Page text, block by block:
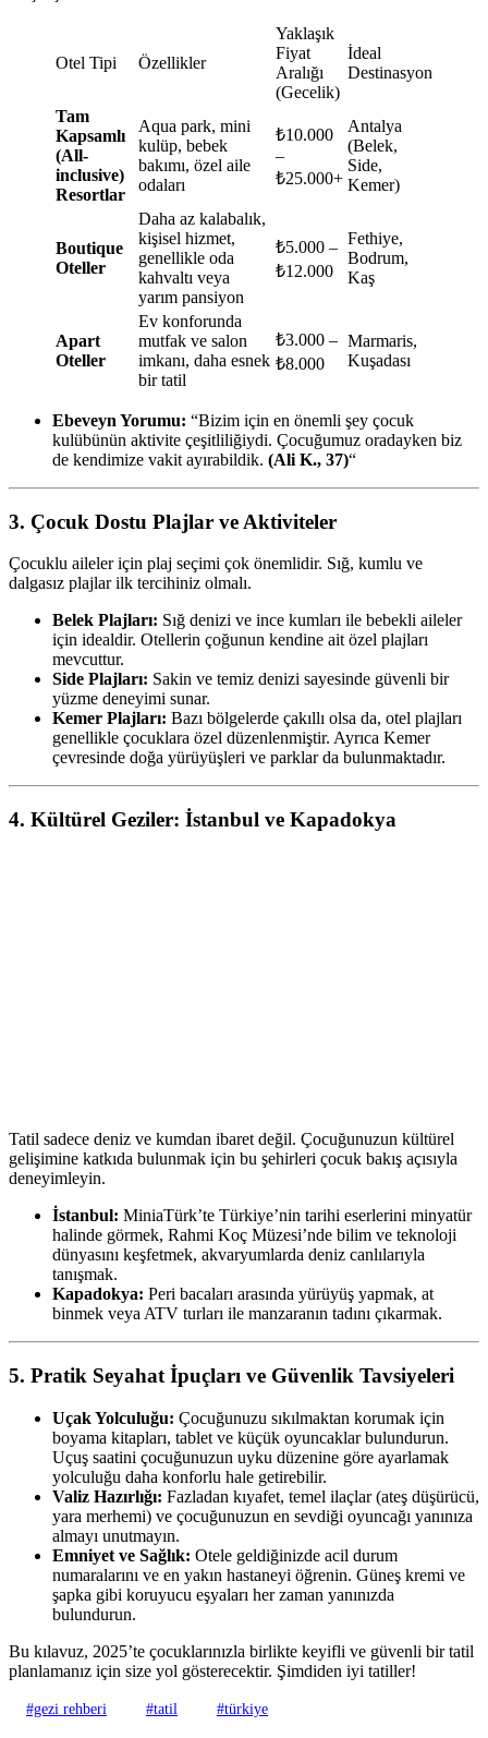
Otel Tipi Özellikler
Yaklaşık
Fiyat
Aralığı
(Gecelik)
İdeal
Destinasyon
Tam
Kapsamlı
(All-
inclusive)
Resortlar
Aqua park, mini
kulüp, bebek
bakımı, özel aile
odaları
₺10.000
–
₺25.000+
Antalya
(Belek,
Side,
Kemer)
Boutique
Oteller
Daha az kalabalık,
kişisel hizmet,
genellikle oda
kahvaltı veya
yarım pansiyon
₺5.000 –
₺12.000
Fethiye,
Bodrum,
Kaş
Apart
Oteller
Ev konforunda
mutfak ve salon
imkanı, daha esnek
bir tatil
₺3.000 –
₺8.000
Marmaris,
Kuşadası
Ebeveyn Yorumu: “Bizim için en önemli şey çocuk
kulübünün aktivite çeşitliliğiydi. Çocuğumuz oradayken biz
de kendimize vakit ayırabildik. (Ali K., 37)“
3. Çocuk Dostu Plajlar ve Aktiviteler
Çocuklu aileler için plaj seçimi çok önemlidir. Sığ, kumlu ve
dalgasız plajlar ilk tercihiniz olmalı.
Belek Plajları: Sığ denizi ve ince kumları ile bebekli aileler
için idealdir. Otellerin çoğunun kendine ait özel plajları
mevcuttur.
Side Plajları: Sakin ve temiz denizi sayesinde güvenli bir
yüzme deneyimi sunar.
Kemer Plajları: Bazı bölgelerde çakıllı olsa da, otel plajları
genellikle çocuklara özel düzenlenmiştir. Ayrıca Kemer
çevresinde doğa yürüyüşleri ve parklar da bulunmaktadır.
4. Kültürel Geziler: İstanbul ve Kapadokya
Tatil sadece deniz ve kumdan ibaret değil. Çocuğunuzun kültürel
gelişimine katkıda bulunmak için bu şehirleri çocuk bakış açısıyla
deneyimleyin.
İstanbul: MiniaTürk’te Türkiye’nin tarihi eserlerini minyatür
halinde görmek, Rahmi Koç Müzesi’nde bilim ve teknoloji
dünyasını keşfetmek, akvaryumlarda deniz canlılarıyla
tanışmak.
Kapadokya: Peri bacaları arasında yürüyüş yapmak, at
binmek veya ATV turları ile manzaranın tadını çıkarmak.
5. Pratik Seyahat İpuçları ve Güvenlik Tavsiyeleri
Uçak Yolculuğu: Çocuğunuzu sıkılmaktan korumak için
boyama kitapları, tablet ve küçük oyuncaklar bulundurun.
Uçuş saatini çocuğunuzun uyku düzenine göre ayarlamak
yolculuğu daha konforlu hale getirebilir.
Valiz Hazırlığı: Fazladan kıyafet, temel ilaçlar (ateş düşürücü,
yara merhemi) ve çocuğunuzun en sevdiği oyuncağı yanınıza
almayı unutmayın.
Emniyet ve Sağlık: Otele geldiğinizde acil durum
numaralarını ve en yakın hastaneyi öğrenin. Güneş kremi ve
şapka gibi koruyucu eşyaları her zaman yanınızda
bulundurun.
Bu kılavuz, 2025’te çocuklarınızla birlikte keyifli ve güvenli bir tatil
planlamanız için size yol gösterecektir. Şimdiden iyi tatiller!
#gezi rehberi #tatil #türkiye